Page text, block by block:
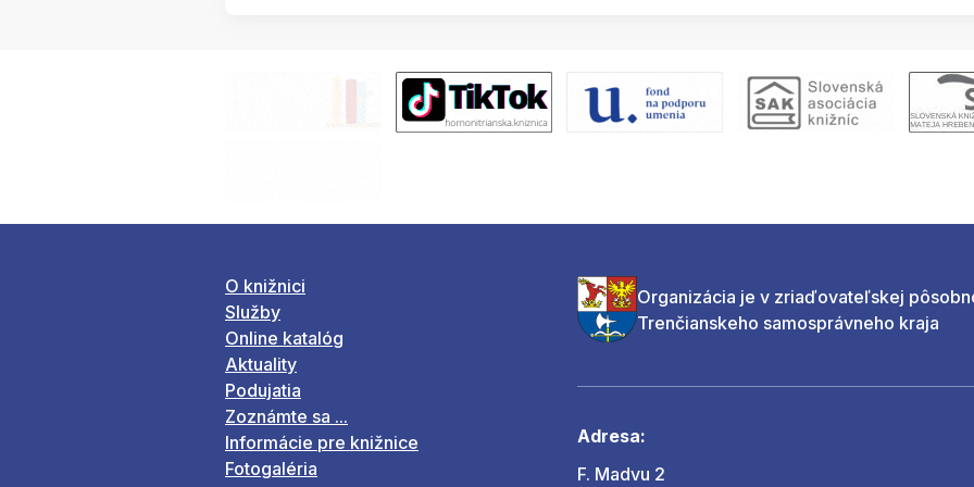
O knižnici
Služby
Online katalóg
Aktuality
Podujatia
Zoznámte sa ...
Informácie pre knižnice
Fotogaléria
Organizácia je v zriaďovateľskej
Trenčianskeho samosprávneho kraja
Adresa:
F. Madvu 2